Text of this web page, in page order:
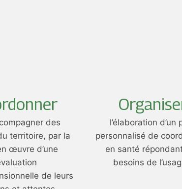
des
territoire, par la
œuvre d’une
de leurs
l’élaboration d’un
personnalisé de
en santé
besoins de